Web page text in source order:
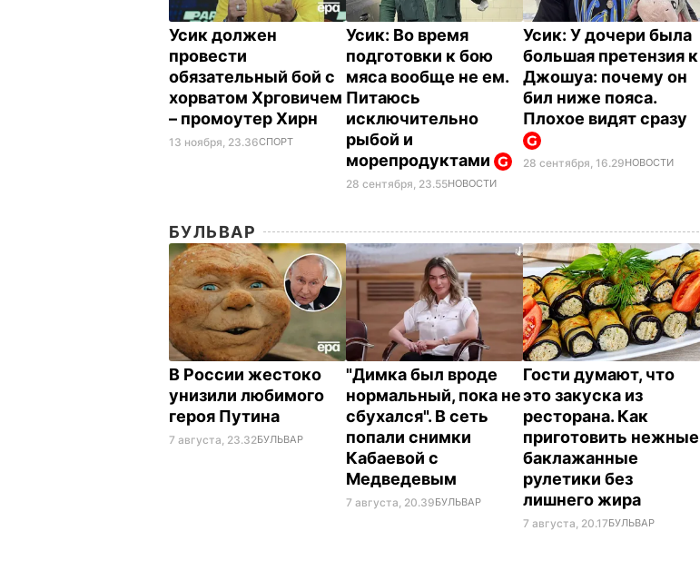
Усик должен
провести
обязательный бой с
хорватом Хрговичем
– промоутер Хирн
13 ноября, 23.36СПОРТ
Усик: Во время
подготовки к бою
мяса вообще не ем.
Питаюсь
исключительно
рыбой и
морепродуктами
28 сентября, 23.55НОВОСТИ
Усик: У дочери была
большая претензия к
Джошуа: почему он
бил ниже пояса.
Плохое видят сразу
28 сентября, 16.29НОВОСТИ
БУЛЬВАР
В России жестоко
унизили любимого
героя Путина
7 августа, 23.32БУЛЬВАР
"Димка был вроде
нормальный, пока не
сбухался". В сеть
попали снимки
Кабаевой с
Медведевым
7 августа, 20.39БУЛЬВАР
Гости думают, что
это закуска из
ресторана. Как
приготовить нежные
баклажанные
рулетики без
лишнего жира
7 августа, 20.17БУЛЬВАР